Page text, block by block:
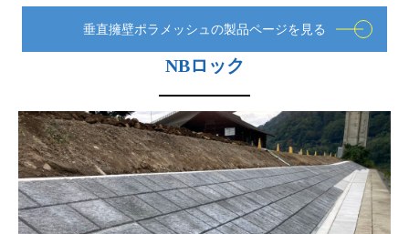
垂直擁壁ポラメッシュの製品ページを見る
NBロック